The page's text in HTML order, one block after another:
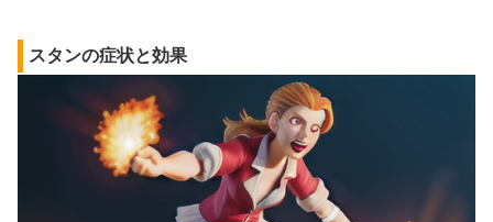
スタンの症状と効果